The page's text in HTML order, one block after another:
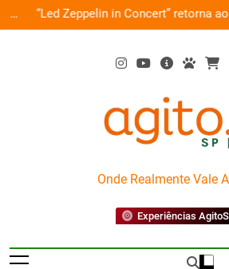
to
“Led Zeppelin in Concert” retorna
AgitoSP
Onde Realmente Vale
Experiências